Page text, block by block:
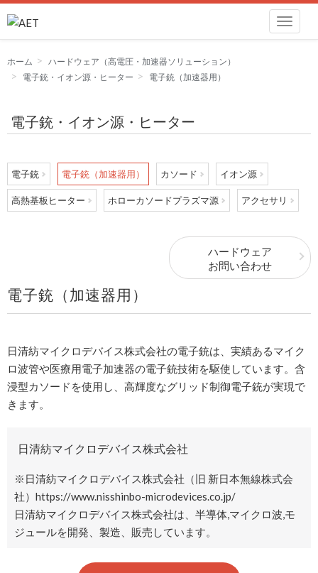
ホーム
ハードウェア（高電圧・加速器ソリューション）
電子銃・イオン源・ヒーター
電子銃（加速器用）
電子銃・イオン源・ヒーター
電子銃 電子銃（加速器用） カソード イオン源
高熱基板ヒーター ホローカソードプラズマ源 アクセサリ
ハードウェア
お問い合わせ
電子銃（加速器用）
日清紡マイクロデバイス株式会社の電子銃は、実績あるマイク
ロ波管や医療用電子加速器の電子銃技術を駆使しています。含
浸型カソードを使用し、高輝度なグリッド制御電子銃が実現で
きます。
日清紡マイクロデバイス株式会社
※日清紡マイクロデバイス株式会社（旧 新日本無線株式会
社） https://www.nisshinbo-microdevices.co.jp/
日清紡マイクロデバイス株式会社は、半導体,マイクロ波,モ
ジュールを開発、製造、販売しています。